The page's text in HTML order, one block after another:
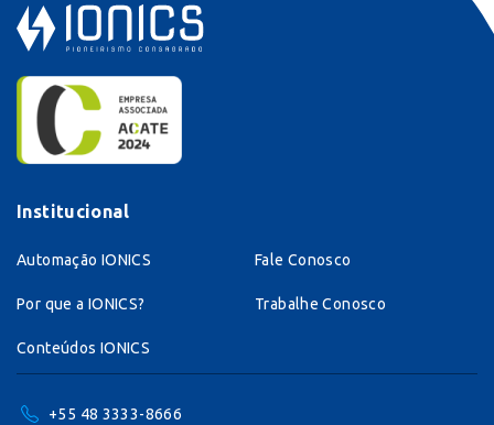
Institucional
Automação IONICS
Por que a IONICS?
Conteúdos IONICS
Fale Conosco
Trabalhe Conosco
+55 48 3333-8666